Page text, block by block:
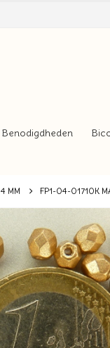
Benodigdheden
4 MM FP1-04-01710K